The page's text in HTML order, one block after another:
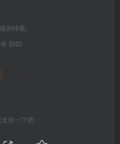
勿转载。
END
支持一下吧